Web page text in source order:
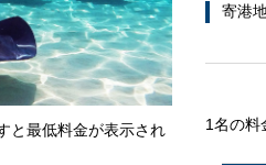
寄港
1名の料
と最低料金が表示され